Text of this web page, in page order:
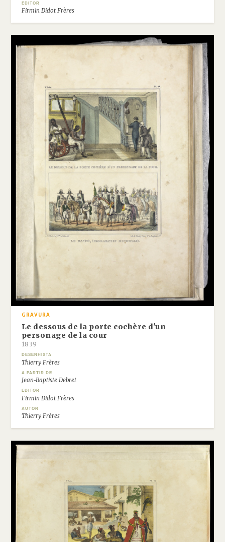
EDITOR
Firmin Didot Frères
GRAVURA
Le dessous de la porte cochère d'un
personage de la cour
1839
DESENHISTA
Thierry Frères
A PARTIR DE
Jean-Baptiste Debret
EDITOR
Firmin Didot Frères
AUTOR
Thierry Frères